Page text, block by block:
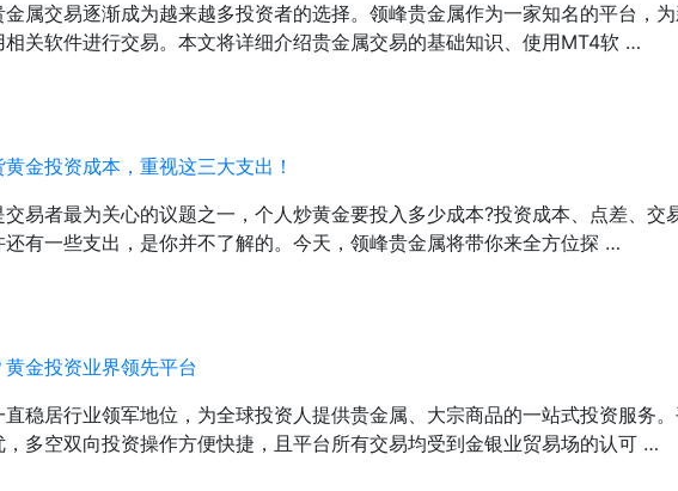
属交易逐渐成为越来越多投资者的选择。领峰贵金属作为一家知名的平台，
关软件进行交易。本文将详细介绍贵金属交易的基础知识、使用MT4软 …
金投资成本，重视这三大支出！
易者最为关心的议题之一，个人炒黄金要投入多少成本?投资成本、点差、
有一些支出，是你并不了解的。今天，领峰贵金属将带你来全方位探 …
金投资业界领先平台
稳居行业领军地位，为全球投资人提供贵金属、大宗商品的一站式投资服务
多空双向投资操作方便快捷，且平台所有交易均受到金银业贸易场的认可 …